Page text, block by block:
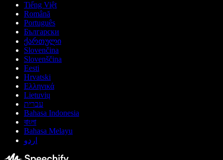
Tiếng Việt
Română
Português
Български
ქართული
Slovenčina
Slovenščina
Eesti
Hrvatski
Ελληνικά
Lietuvių
עברית
Bahasa Indonesia
বাংলা
Bahasa Melayu
اردو